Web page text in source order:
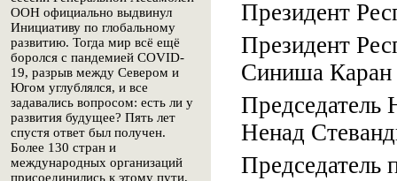
ООН официально выдвинул
Инициативу по глобальному
развитию. Тогда мир всё ещё
боролся с пандемией COVID-
19, разрыв между Севером и
Югом углублялся, и все
задавались вопросом: есть ли у
развития будущее? Пять лет
спустя ответ был получен.
Более 130 стран и
международных организаций
присоединились к этому пути,
Президент
Президент
Синиша Каран
Председатель
Ненад
Председатель